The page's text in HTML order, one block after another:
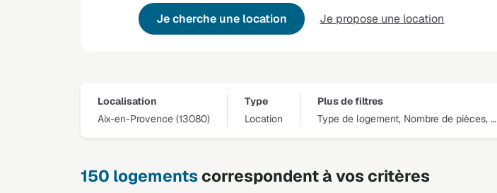
Je cherche une location Je propose une location
Localisation
Aix-en-Provence (13080)
Type
Location
Plus de filtres
Type de logement, Nombre de pièces, …
150 logements correspondent à vos critères